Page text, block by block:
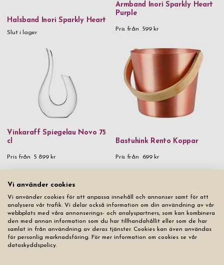
Halsband Inori Sparkly Heart
Slut i lager
Armband Inori Sparkly Heart
Purple
Pris från 599 kr
Vinkaraff Spiegelau Novo 75
cl
Pris från 5 899 kr
Bastuhink Rento Koppar
Pris från 699 kr
Vi använder cookies
Vi använder cookies för att anpassa innehåll och annonser samt för att
analysera vår trafik. Vi delar också information om din användning av vår
webbplats med våra annonserings- och analyspartners, som kan kombinera
den med annan information som du har tillhandahållit eller som de har
samlat in från användning av deras tjänster. Cookies kan även användas
för personlig marknadsföring. För mer information om cookies se vår
dataskyddspolicy.